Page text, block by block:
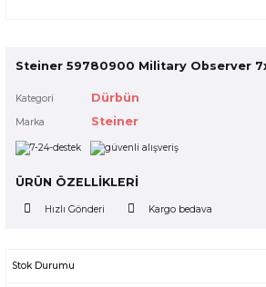
Steiner 59780900 Military Observer
Kategori Dürbün
Marka Steiner
ÜRÜN ÖZELLİKLERİ
Hızlı Gönderi Kargo bedava
Stok Durumu